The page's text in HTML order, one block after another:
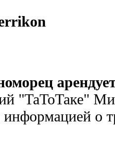
"ТаТоТаке"
информацией о